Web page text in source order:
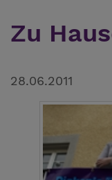
Zu
28.06.2011